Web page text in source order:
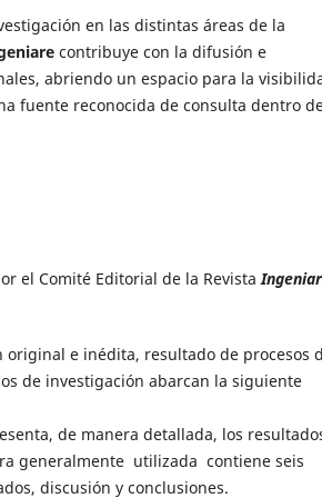
en las distintas áreas de la
contribuye con la difusión e
abriendo un espacio para la
fuente reconocida de consulta dentro
el Comité Editorial de la Revista
e inédita, resultado de procesos
de investigación abarcan la siguiente
de manera detallada, los
generalmente utilizada contiene seis
discusión y conclusiones.